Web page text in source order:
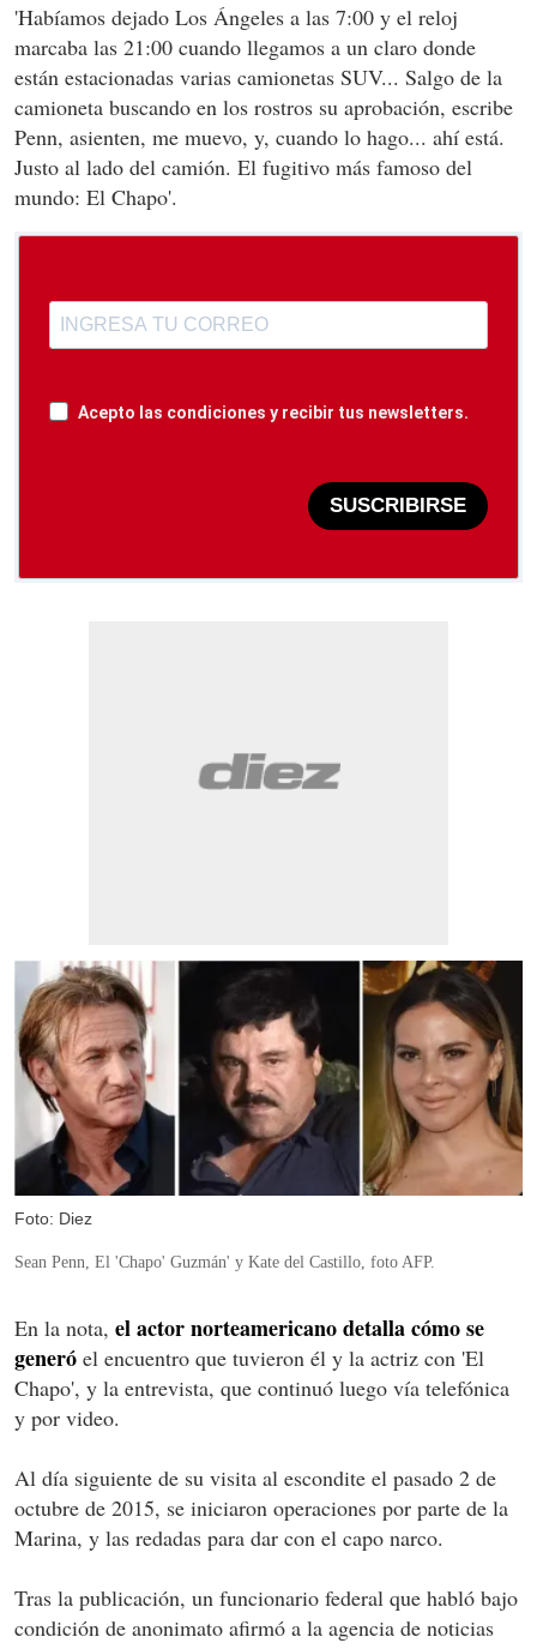
'Habíamos dejado Los Ángeles a las 7:00 y el reloj
marcaba las 21:00 cuando llegamos a un claro donde
están estacionadas varias camionetas SUV... Salgo de la
camioneta buscando en los rostros su aprobación, escribe
Penn, asienten, me muevo, y, cuando lo hago... ahí está.
Justo al lado del camión. El fugitivo más famoso del
mundo: El Chapo'.
Acepto las condiciones y recibir tus newsletters.
SUSCRIBIRSE
Foto: Diez
Sean Penn, El 'Chapo' Guzmán' y Kate del Castillo, foto AFP.
En la nota, el actor norteamericano detalla cómo se
generó el encuentro que tuvieron él y la actriz con 'El
Chapo', y la entrevista, que continuó luego vía telefónica
y por video.
Al día siguiente de su visita al escondite el pasado 2 de
octubre de 2015, se iniciaron operaciones por parte de la
Marina, y las redadas para dar con el capo narco.
Tras la publicación, un funcionario federal que habló bajo
condición de anonimato afirmó a la agencia de noticias